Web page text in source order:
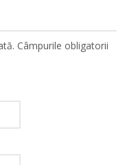
Câmpurile obligatorii